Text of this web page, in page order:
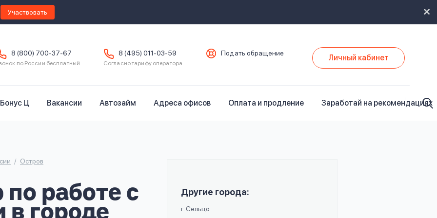
Участвовать
8 (800) 700-37-67
по России бесплатный
8 (495) 011-03-59
Согласно тарифу оператора
Подать обращение Личный кабинет
Бонус Ц Вакансии Автозайм Адреса офисов Оплата и продление Заработай на рекомендациях
Остров
работе с
в городе
Другие города:
г. Сельцо